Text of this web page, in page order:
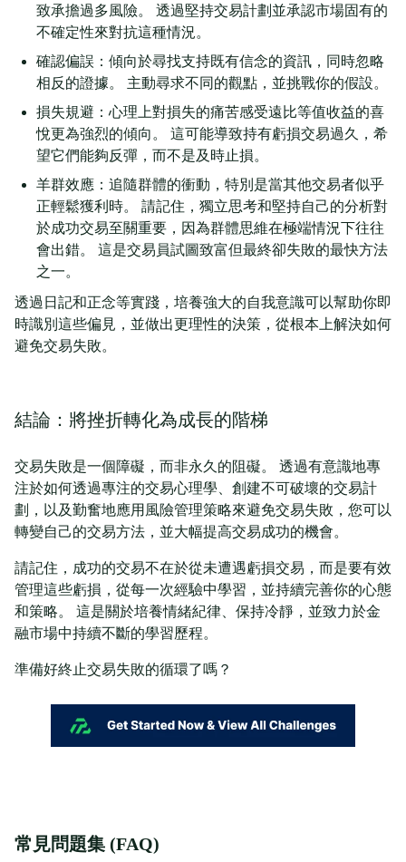
致承擔過多風險。 透過堅持交易計劃並承認市場固有的
不確定性來對抗這種情況。
確認偏誤：傾向於尋找支持既有信念的資訊，同時忽略
相反的證據。 主動尋求不同的觀點，並挑戰你的假設。
損失規避：心理上對損失的痛苦感受遠比等值收益的喜
悅更為強烈的傾向。 這可能導致持有虧損交易過久，希
望它們能夠反彈，而不是及時止損。
羊群效應：追隨群體的衝動，特別是當其他交易者似乎
正輕鬆獲利時。 請記住，獨立思考和堅持自己的分析對
於成功交易至關重要，因為群體思維在極端情況下往往
會出錯。 這是交易員試圖致富但最終卻失敗的最快方法
之一。
透過日記和正念等實踐，培養強大的自我意識可以幫助你即
時識別這些偏見，並做出更理性的決策，從根本上解決如何
避免交易失敗。
結論：將挫折轉化為成長的階梯
交易失敗是一個障礙，而非永久的阻礙。 透過有意識地專
注於如何透過專注的交易心理學、創建不可破壞的交易計
劃，以及勤奮地應用風險管理策略來避免交易失敗，您可以
轉變自己的交易方法，並大幅提高交易成功的機會。
請記住，成功的交易不在於從未遭遇虧損交易，而是要有效
管理這些虧損，從每一次經驗中學習，並持續完善你的心態
和策略。 這是關於培養情緒紀律、保持冷靜，並致力於金
融市場中持續不斷的學習歷程。
準備好終止交易失敗的循環了嗎？
常見問題集 (FAQ)